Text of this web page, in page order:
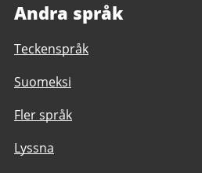
Andra språk
Teckenspråk
Suomeksi
Fler språk
Lyssna